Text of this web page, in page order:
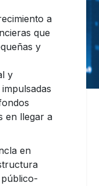
a
que
y
y
en llegar a
en